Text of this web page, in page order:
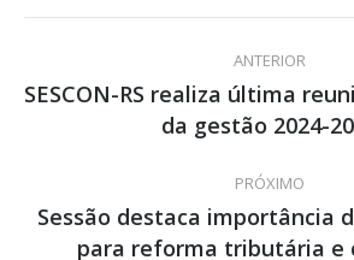
Navegação
de
ANTERIOR
Post
anterior:
SESCON-RS realiza última
da gestão 2024-
PRÓXIMO
Próximo
Sessão destaca importância
para reforma tributária e